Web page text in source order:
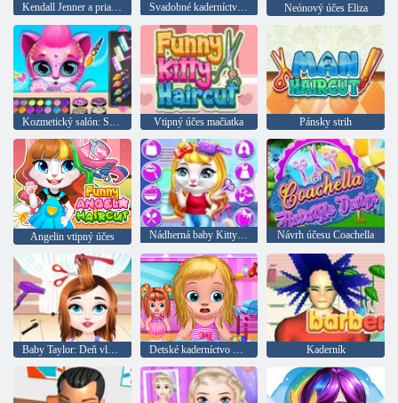
Kendall Jenner a priatelia: Salon Účesy Svadobné kaderníctvo pre princeznej Neónový účes Eliza
Kozmetický salón: Starostlivosť o domáce zvieratá Vtipný účes mačiatka Pánsky strih
Angelin vtipný účes Nádherná baby Kitty: Kaderníctvo Návrh účesu Coachella
Baby Taylor: Deň vlasov Detské kaderníctvo Nanny Kaderník